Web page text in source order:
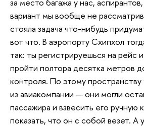
за место багажа у нас,
вариант мы вообще не
стояла задача что-нибудь
вот что. В аэропорту Схипхол
так: ты регистрируешься на рейс
пройти полтора десятка метров
контроля. По этому
из авиакомпании — они могли
пассажира и взвесить его ручную
показать, что он с собой везет. А